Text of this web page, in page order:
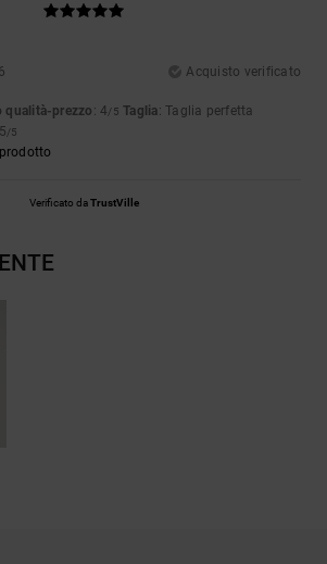
Acquisto verificato
qualità-prezzo : 4/5 Taglia: Taglia perfetta
/5
Verificato daTrustVille